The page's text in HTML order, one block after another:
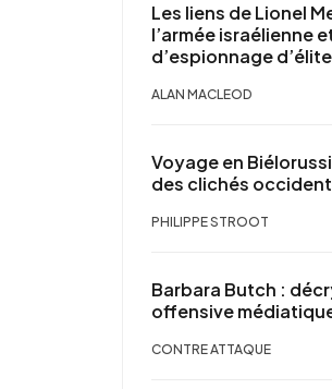
Les liens de Lionel
l’armée israélienne
d’espionnage
ALAN MACLEOD
Voyage en
des clichés
PHILIPPE STROOT
Barbara Butch :
offensive
CONTRE ATTAQUE